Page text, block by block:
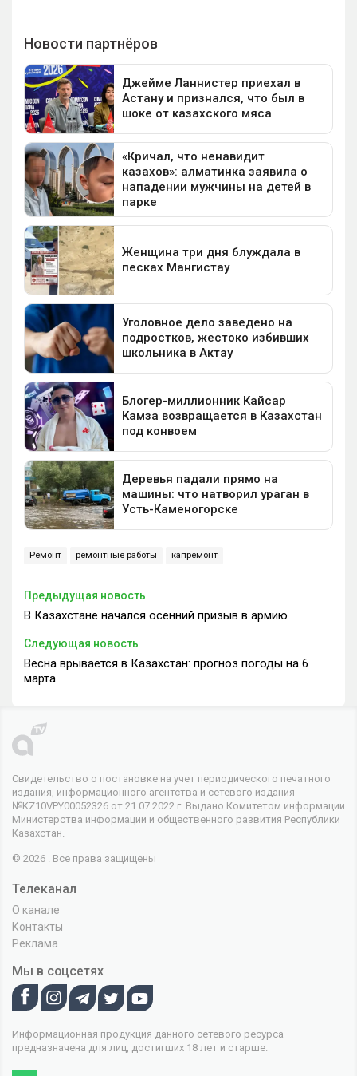
Ремонт ремонтные работы капремонт
Предыдущая новость
В Казахстане начался осенний призыв в армию
Следующая новость
Весна врывается в Казахстан: прогноз погоды на 6
марта
Свидетельство о постановке на учет периодического печатного
издания, информационного агентства и сетевого издания
№KZ10VPY00052326 от 21.07.2022 г. Выдано Комитетом информации
Министерства информации и общественного развития Республики
Казахстан.
© 2026 . Все права защищены
Телеканал
О канале
Контакты
Реклама
Мы в соцсетях
Информационная продукция данного сетевого ресурса
предназначена для лиц, достигших 18 лет и старше.